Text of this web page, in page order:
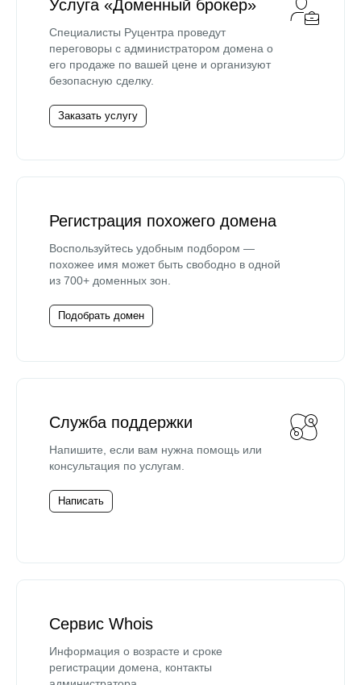
Услуга «Доменный брокер»
Специалисты Руцентра проведут
переговоры с администратором домена о
его продаже по вашей цене и организуют
безопасную сделку.
Заказать услугу
Регистрация похожего домена
Воспользуйтесь удобным подбором —
похожее имя может быть свободно в одной
из 700+ доменных зон.
Подобрать домен
Служба поддержки
Напишите, если вам нужна помощь или
консультация по услугам.
Написать
Сервис Whois
Информация о возрасте и сроке
регистрации домена, контакты